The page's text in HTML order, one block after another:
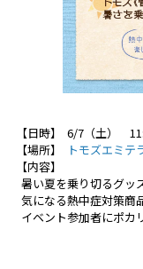
【日時】 6/7（土）
【場所】
トモズエミテ
【内容】
暑い夏を乗り切るグッ
気になる熱中症対策商
イベント参加者にポカ